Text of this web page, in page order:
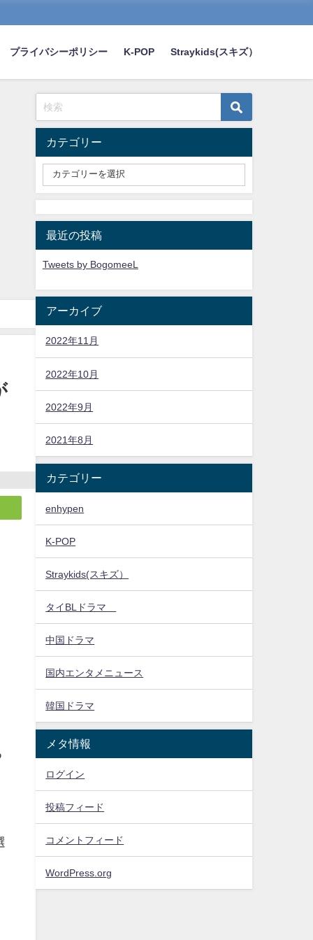
プライバシーポリシー K-POP Straykids(スキズ）
カテゴリー
最近の投稿
Tweets by BogomeeL
アーカイブ
2022年11月
2022年10月
2022年9月
2021年8月
カテゴリー
enhypen
K-POP
Straykids(スキズ）
タイBLドラマ
中国ドラマ
国内エンタメニュース
韓国ドラマ
メタ情報
ログイン
投稿フィード
コメントフィード
WordPress.org